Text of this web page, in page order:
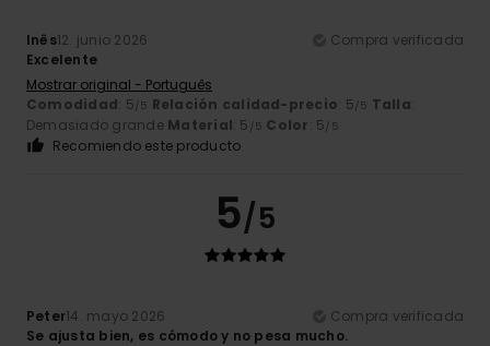
Inês12. junio 2026
Compra verificada
Excelente
Mostrar original - Português
Comodidad: 5/5 Relación calidad-precio: 5/5 Talla:
Demasiado grande Material: 5 /5 Color: 5/5
Recomiendo este producto
5/5
Peter14. mayo 2026
Compra verificada
Se ajusta bien, es cómodo y no pesa mucho.